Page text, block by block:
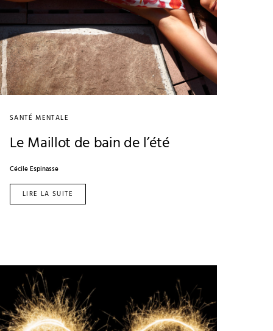
SANTÉ MENTALE
Le Maillot de bain de l’été
Cécile Espinasse
LIRE LA SUITE